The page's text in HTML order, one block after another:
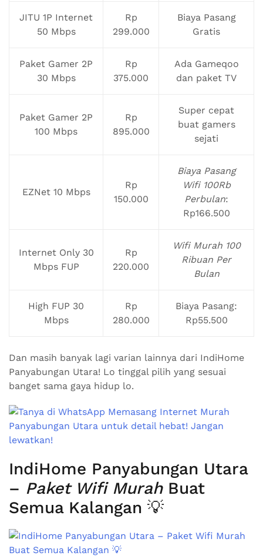
JITU 1P Internet
50 Mbps
Rp
299.000
Biaya Pasang
Gratis
Paket Gamer 2P
30 Mbps
Rp
375.000
Ada Gameqoo
dan paket TV
Paket Gamer 2P
100 Mbps
Rp
895.000
Super cepat
buat gamers
sejati
EZNet 10 Mbps
Rp
150.000
Biaya Pasang
Wifi 100Rb
Perbulan:
Rp166.500
Internet Only 30
Mbps FUP
Rp
220.000
Wifi Murah 100
Ribuan Per
Bulan
High FUP 30
Mbps
Rp
280.000
Biaya Pasang:
Rp55.500
Dan masih banyak lagi varian lainnya dari IndiHome
Panyabungan Utara! Lo tinggal pilih yang sesuai
banget sama gaya hidup lo.
IndiHome Panyabungan Utara
– Paket Wifi MurahBuat
Semua Kalangan 💡